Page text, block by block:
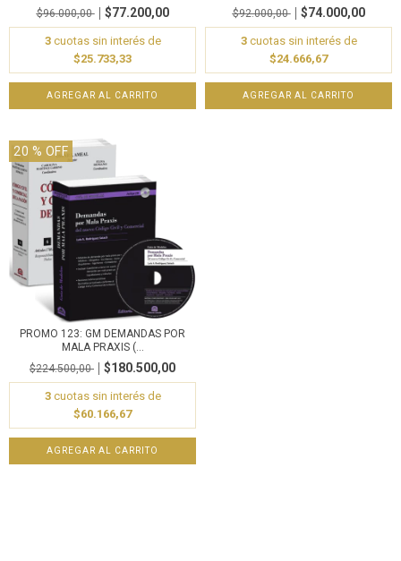
$96.000,00
$77.200,00
3cuotas sin interés de
$25.733,33
$92.000,00
$74.000,00
3cuotas sin interés de
$24.666,67
20 % OFF
PROMO 123: GM DEMANDAS POR
MALA PRAXIS (...
$224.500,00
$180.500,00
3cuotas sin interés de
$60.166,67